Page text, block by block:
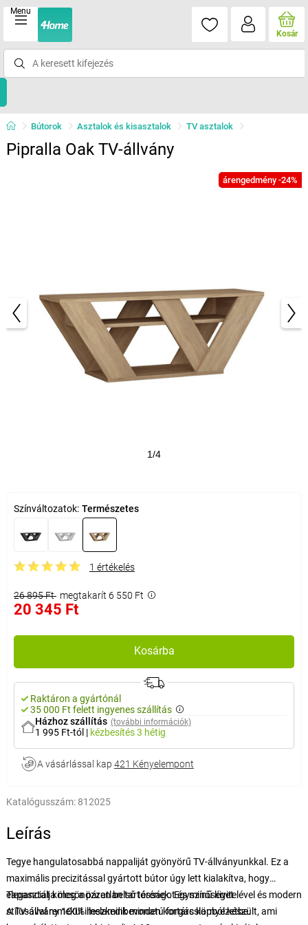
Menu
Kosár
Bútorok Asztalok és kisasztalok TV asztalok
Pipralla Oak TV-állvány
árengedmény -24%
1/4
Színváltozatok: Természetes
1 értékelés
26 895 Ft megtakarít 6 550 Ft
20 345 Ft
Kosárba
Raktáron a gyártónál
35 000 Ft felett ingyenes szállítás
Házhoz szállítás (további információk)
1 995 Ft-tól | kézbesítés3 hétig
A vásárlással kap 421 Kényelempont
Katalógusszám: 812025
Leírás
Tegye hangulatosabbá nappaliját gyönyörű TV-állványunkkal. Ez a
maximális precizitással gyártott bútor úgy lett kialakítva, hogy
eleganciát kölcsönözzen belső térének. Egyszínű kivitelével és modern
stílusával remekül illeszkedik minden kortárs környezetbe.
Tapasztalja meg a páratlan tartósságot és minőséget
A TV-állvány 100% melaminbevonatú forgácslapból készült, ami